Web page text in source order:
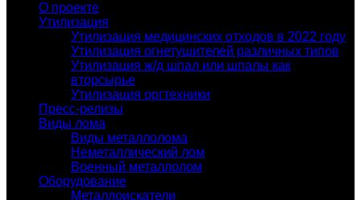
О проекте
Утилизация
Утилизация медицинских отходов в 2022 году
Утилизация огнетушителей различных типов
Утилизация ж/д шпал или шпалы как
вторсырье
Утилизация оргтехники
Пресс-релизы
Виды лома
Виды металлолома
Неметаллический лом
Военный металлолом
Оборудование
Металлоискатели